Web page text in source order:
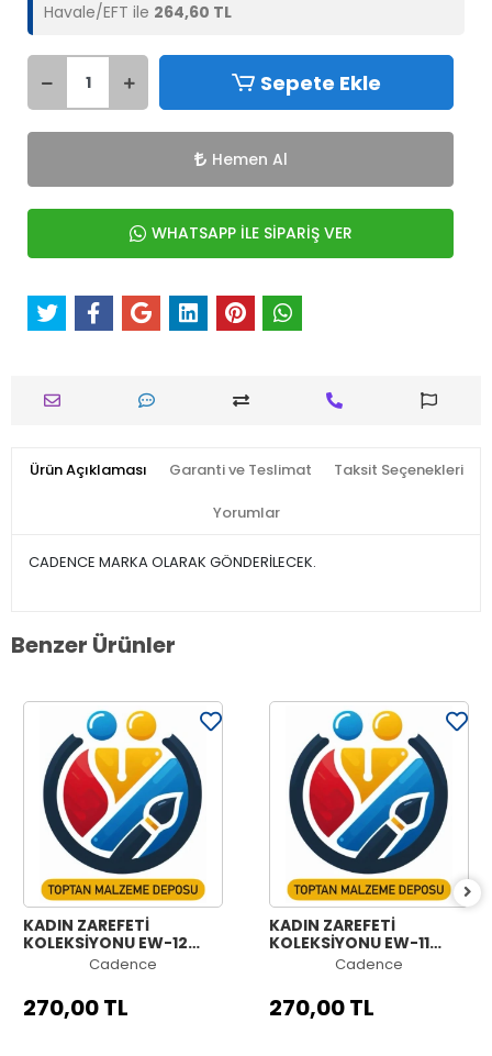
Havale/EFT ile 264,60 TL
Sepete Ekle
Hemen Al
WHATSAPP İLE SİPARİŞ VER
Ürün Açıklaması Garanti ve Teslimat Taksit Seçenekleri
Yorumlar
CADENCE MARKA OLARAK GÖNDERİLECEK.
Benzer Ürünler
KADIN ZAREFETİ
KOLEKSİYONU EW-12
90X125CMCadence
270,00 TL
KADIN ZAREFETİ
KOLEKSİYONU EW-11
90X125CMCadence
270,00 TL